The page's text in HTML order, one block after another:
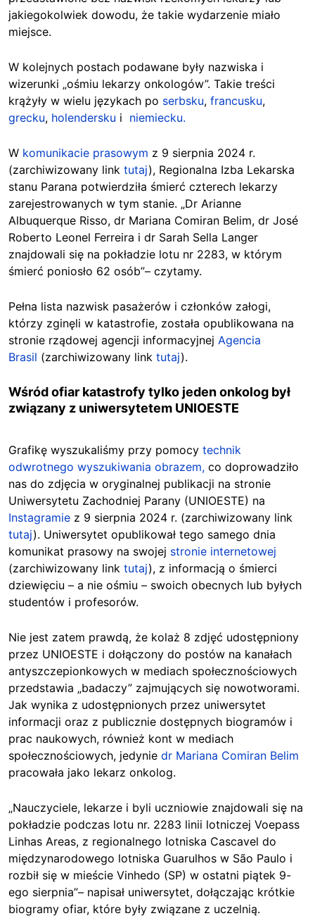
jakiegokolwiek dowodu, że takie wydarzenie miało
miejsce.
W kolejnych postach podawane były nazwiska i
wizerunki „ośmiu lekarzy onkologów”. Takie treści
krążyły w wielu językach po serbsku, francusku,
grecku, holendersku i niemiecku.
W komunikacie prasowym z 9 sierpnia 2024 r.
(zarchiwizowany link tutaj), Regionalna Izba Lekarska
stanu Parana potwierdziła śmierć czterech lekarzy
zarejestrowanych w tym stanie. „Dr Arianne
Albuquerque Risso, dr Mariana Comiran Belim, dr José
Roberto Leonel Ferreira i dr Sarah Sella Langer
znajdowali się na pokładzie lotu nr 2283, w którym
śmierć poniosło 62 osób”– czytamy.
Pełna lista nazwisk pasażerów i członków załogi,
którzy zginęli w katastrofie, została opublikowana na
stronie rządowej agencji informacyjnej Agencia
Brasil (zarchiwizowany link tutaj).
Wśród ofiar katastrofy tylko jeden onkolog był
związany z uniwersytetem UNIOESTE
Grafikę wyszukaliśmy przy pomocy technik
odwrotnego wyszukiwania obrazem, co doprowadziło
nas do zdjęcia w oryginalnej publikacji na stronie
Uniwersytetu Zachodniej Parany (UNIOESTE) na
Instagramie z 9 sierpnia 2024 r. (zarchiwizowany link
tutaj). Uniwersytet opublikował tego samego dnia
komunikat prasowy na swojej stronie internetowej
(zarchiwizowany link tutaj), z informacją o śmierci
dziewięciu – a nie ośmiu – swoich obecnych lub byłych
studentów i profesorów.
Nie jest zatem prawdą, że kolaż 8 zdjęć udostępniony
przez UNIOESTE i dołączony do postów na kanałach
antyszczepionkowych w mediach społecznościowych
przedstawia „badaczy” zajmujących się nowotworami.
Jak wynika z udostępnionych przez uniwersytet
informacji oraz z publicznie dostępnych biogramów i
prac naukowych, również kont w mediach
społecznościowych, jedynie dr Mariana Comiran Belim
pracowała jako lekarz onkolog.
„Nauczyciele, lekarze i byli uczniowie znajdowali się na
pokładzie podczas lotu nr. 2283 linii lotniczej Voepass
Linhas Areas, z regionalnego lotniska Cascavel do
międzynarodowego lotniska Guarulhos w São Paulo i
rozbił się w mieście Vinhedo (SP) w ostatni piątek 9-
ego sierpnia”– napisał uniwersytet, dołączając krótkie
biogramy ofiar, które były związane z uczelnią.